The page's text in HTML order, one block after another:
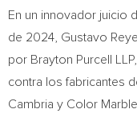
En un innovador juicio
de 2024, Gustavo
por Brayton Purcell
contra los fabricantes
Cambria y Color